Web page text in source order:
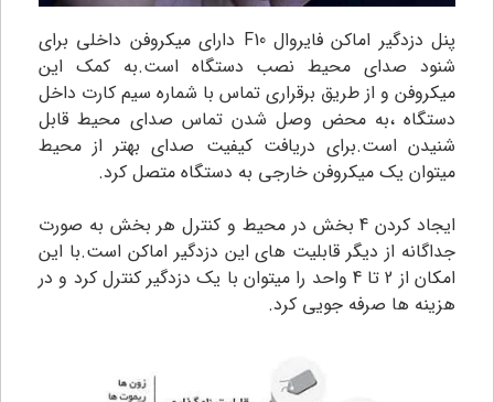
پنل دزدگیر اماکن فایروال ‌F10 دارای میکروفن داخلی برای
شنود صدای محیط نصب دستگاه است.به کمک این
میکروفن و از طریق برقراری تماس با شماره سیم کارت داخل
دستگاه ،به محض وصل شدن تماس صدای محیط قابل
شنیدن است.برای دریافت کیفیت صدای بهتر از محیط
میتوان یک میکروفن خارجی به دستگاه متصل کرد.
ایجاد کردن 4 بخش در محیط و کنترل هر بخش به صورت
جداگانه از دیگر قابلیت های این دزدگیر اماکن است.با این
امکان از 2 تا 4 واحد را میتوان با یک دزدگیر کنترل کرد و در
هزینه ها صرفه جویی کرد.